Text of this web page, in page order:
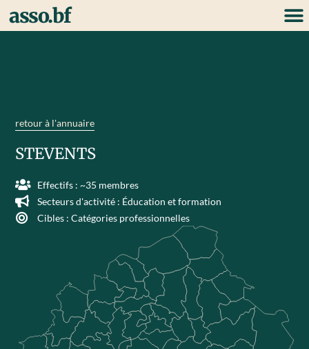
asso.bf
retour à l'annuaire
STEVENTS
Effectifs : ~35 membres
Secteurs d'activité : Éducation et formation
Cibles :Catégories professionnelles